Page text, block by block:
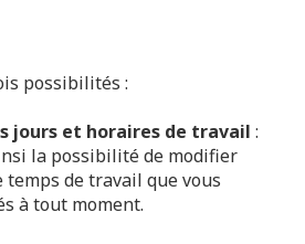
possibilités :
jours et horaires de travail :
la possibilité de modifier
temps de travail que vous
à tout moment.